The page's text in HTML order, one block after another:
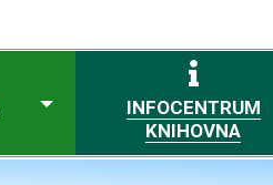
INFOCENTRUM
KNIHOVNA